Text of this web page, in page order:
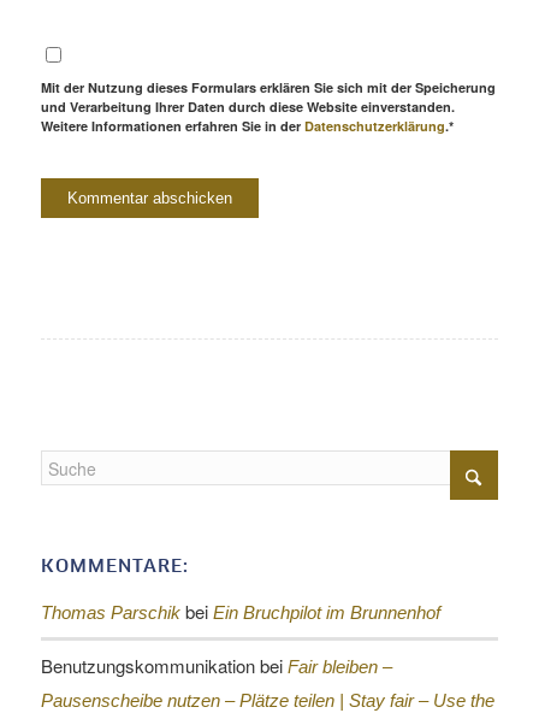
Mit der Nutzung dieses Formulars erklären Sie sich mit der Speicherung
und Verarbeitung Ihrer Daten durch diese Website einverstanden.
Weitere Informationen erfahren Sie in der Datenschutzerklärung.*
KOMMENTARE:
Thomas Parschikbei Ein Bruchpilot im Brunnenhof
Benutzungskommunikationbei Fair bleiben –
Pausenscheibe nutzen – Plätze teilen | Stay fair – Use the